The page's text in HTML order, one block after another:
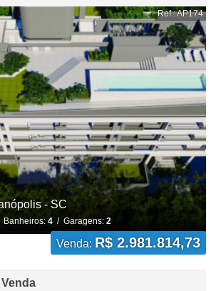
Ref.: AP174
- SC
4/ Garagens: 2
Venda: R$ 2.981.814,73